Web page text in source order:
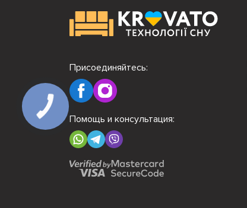
Присоединяйтесь:
Помощь и консультация: